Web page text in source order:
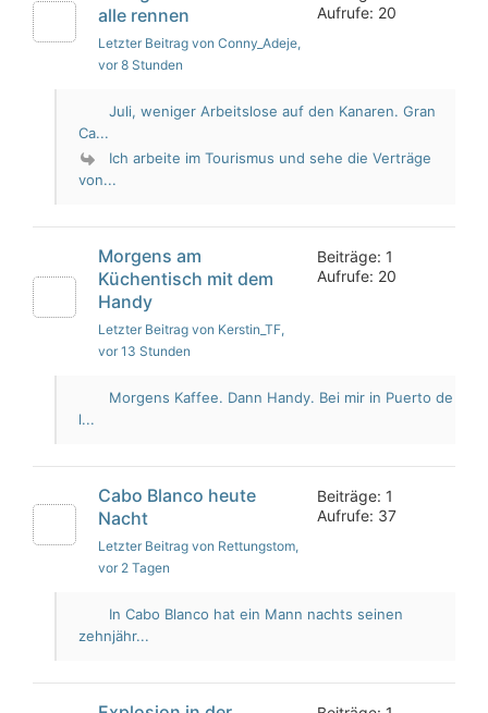
alle rennen
Letzter Beitrag von Conny_Adeje,
vor 8 Stunden
Aufrufe: 20
Juli, weniger Arbeitslose auf den Kanaren. Gran
Ca...
Ich arbeite im Tourismus und sehe die Verträge
von...
Morgens am
Küchentisch mit dem
Handy
Letzter Beitrag von Kerstin_TF,
vor 13 Stunden
Beiträge: 1
Aufrufe: 20
Morgens Kaffee. Dann Handy. Bei mir in Puerto de
l...
Cabo Blanco heute
Nacht
Letzter Beitrag von Rettungstom,
vor 2 Tagen
Beiträge: 1
Aufrufe: 37
In Cabo Blanco hat ein Mann nachts seinen
zehnjähr...